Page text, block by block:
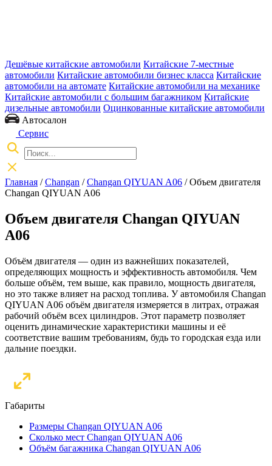
Дешёвые китайские автомобили Китайские 7-местные
автомобили Китайские автомобили бизнес класса Китайские
автомобили на автомате Китайские автомобили на механике
Китайские автомобили с большим багажником Китайские
дизельные автомобили Оцинкованные китайские автомобили
Автосалон
Сервис
Главная /Changan /Changan QIYUAN A06 / Объем двигателя
Changan QIYUAN A06
Объем двигателя Changan QIYUAN
A06
Объём двигателя — один из важнейших показателей,
определяющих мощность и эффективность автомобиля. Чем
больше объём, тем выше, как правило, мощность двигателя,
но это также влияет на расход топлива. У автомобиля Changan
QIYUAN A06 объём двигателя измеряется в литрах, отражая
рабочий объём всех цилиндров. Этот параметр позволяет
оценить динамические характеристики машины и её
соответствие вашим требованиям, будь то городская езда или
дальние поездки.
Габариты
Размеры Changan QIYUAN A06
Сколько мест Changan QIYUAN A06
Объём багажника Changan QIYUAN A06